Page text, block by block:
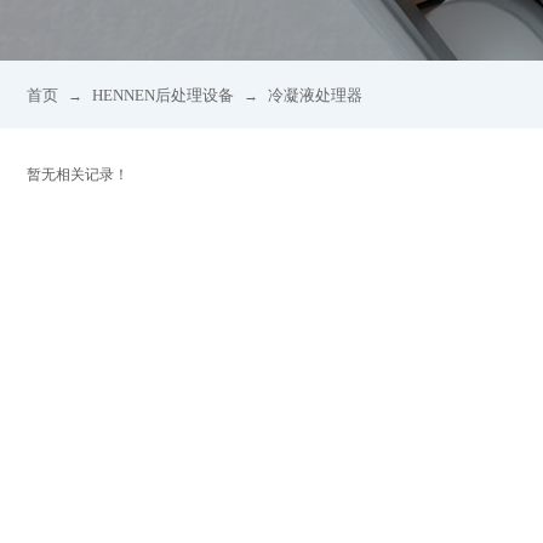
首页 → HENNEN后处理设备 → 冷凝液处理器
暂无相关记录！